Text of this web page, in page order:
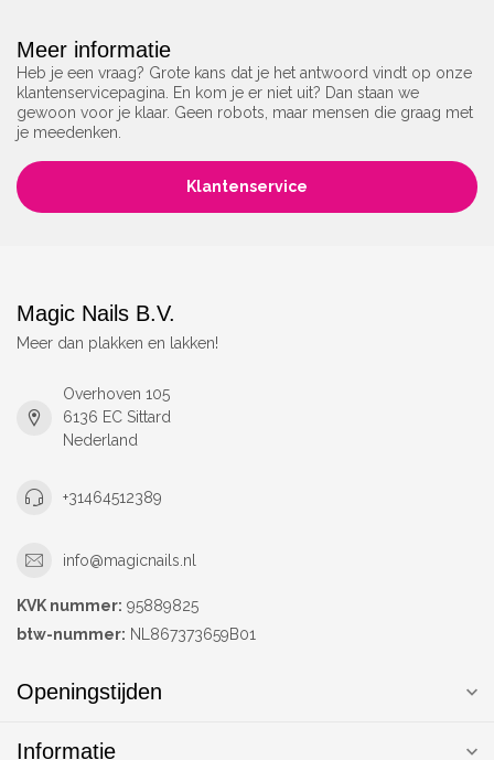
Meer informatie
Heb je een vraag? Grote kans dat je het antwoord vindt op onze
klantenservicepagina. En kom je er niet uit? Dan staan we
gewoon voor je klaar. Geen robots, maar mensen die graag met
je meedenken.
Klantenservice
Magic Nails B.V.
Meer dan plakken en lakken!
Overhoven 105
6136 EC Sittard
Nederland
+31464512389
info@magicnails.nl
KVK nummer: 95889825
btw-nummer: NL867373659B01
Openingstijden
Informatie